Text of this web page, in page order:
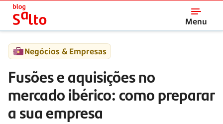
Menu
Salto
Negócios & Empresas
Fusões e aquisições no
mercado ibérico: como preparar
a sua empresa